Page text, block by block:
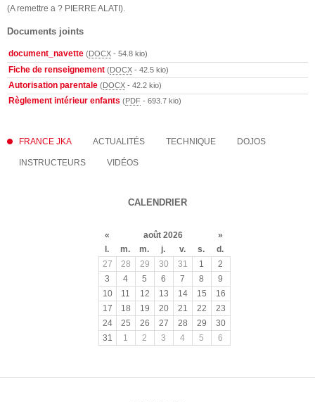
(A remettre a ? PIERRE ALATI).
Documents joints
document_navette (DOCX -54.8 kio)
Fiche de renseignement (DOCX -42.5 kio)
Autorisation parentale (DOCX -42.2 kio)
Règlement intérieur enfants (PDF -693.7 kio)
FRANCE JKA ACTUALITÉS TECHNIQUE DOJOS
INSTRUCTEURS VIDÉOS
CALENDRIER
« août 2026
»
l.
m. m. j. v. s.
d.
27
28 29 30 31 1
2
3
4 5 6 7 8
9
10
11 12 13 14 15
16
17
18 19 20 21 22
23
24
25 26 27 28 29
30
31
1 2 3 4 5 6